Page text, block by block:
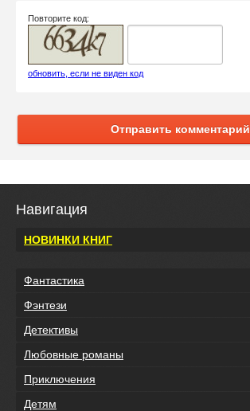
Повторите код:
обновить, если не виден код
Отправить комментарий
Навигация
НОВИНКИ КНИГ
Фантастика
Фэнтези
Детективы
Любовные романы
Приключения
Детям